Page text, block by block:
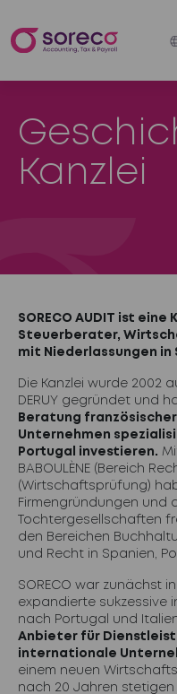
Kanzlei
SORECO AUDIT ist
Steuerberater,
mit Niederlassungen in
Die Kanzlei wurde 2002
DERUY gegründet und
Beratung
Unternehmen
Portugal investieren.
BABOULÈNE (Bereich
(Wirtschaftsprüfung)
Firmengründungen und
Tochtergesellschaften
den Bereichen
und Recht in Spanien,
SORECO war zunächst
expandierte sukzessive
nach Portugal und
Anbieter für
internationale
einem neuen
nach 20 Jahren